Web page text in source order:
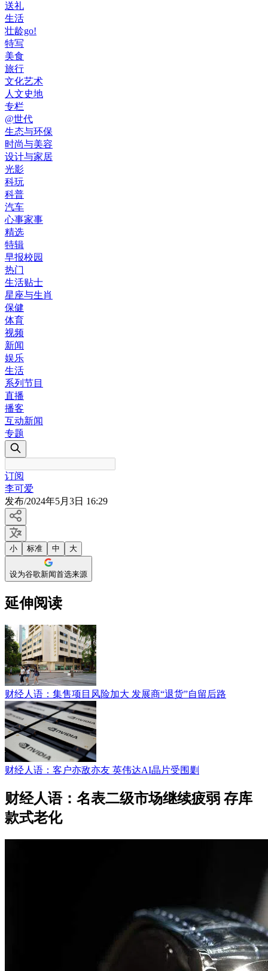
送礼
生活
壮龄go!
特写
美食
旅行
文化艺术
人文史地
专栏
@世代
生态与环保
时尚与美容
设计与家居
光影
科玩
科普
汽车
心事家事
精选
特辑
早报校园
热门
生活贴士
星座与生肖
保健
体育
视频
新闻
娱乐
生活
系列节目
直播
播客
互动新闻
专题
订阅
李可爱
发布/2024年5月3日 16:29
小 标准 中 大
设为谷歌新闻首选来源
延伸阅读
财经人语：集售项目风险加大 发展商“退货”自留后路
财经人语：客户亦敌亦友 英伟达AI晶片受围剿
财经人语：名表二级市场继续疲弱 存库
款式老化